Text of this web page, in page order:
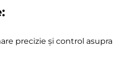
precizie și control